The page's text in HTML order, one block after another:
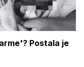
Postala je